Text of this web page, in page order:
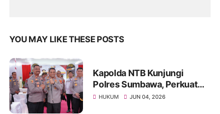
YOU MAY LIKE THESE POSTS
Kapolda NTB Kunjungi
Polres Sumbawa, Perkuat
Pengawasan Internal dan
HUKUM JUN 04, 2026